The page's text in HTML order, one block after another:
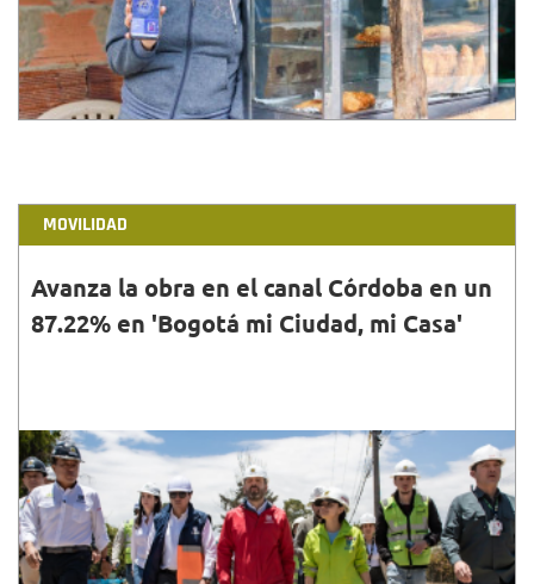
inclusiva.
MOVILIDAD
Avanza la obra en el canal Córdoba en un
87.22% en 'Bogotá mi Ciudad, mi Casa'
31•AGO•2024
En un recorrido con la Secretaría de Movilidad y el
IDU, el acalde Carlos Fernando Galán visitó
diferentes obras de valorización en el norte de la